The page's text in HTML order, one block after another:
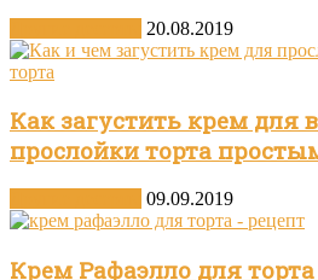
20.08.2019
Как загустить крем для
прослойки торта
09.09.2019
Крем Рафаэлло для